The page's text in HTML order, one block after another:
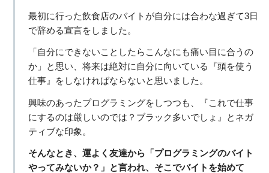
最初に行った飲食店のバイトが自分には合わな過ぎて3日
で辞める宣言をしました。
「自分にできないことしたらこんなにも痛い目に合うの
か」と思い、将来は絶対に自分に向いている『頭を使う
仕事』をしなければならないと思いました。
興味のあったプログラミングをしつつも、『これで仕事
にするのは厳しいのでは？ブラック多いでしょ』とネガ
ティブな印象。
そんなとき、運よく友達から「プログラミングのバイト
やってみないか？」と言われ、そこでバイトを始めて